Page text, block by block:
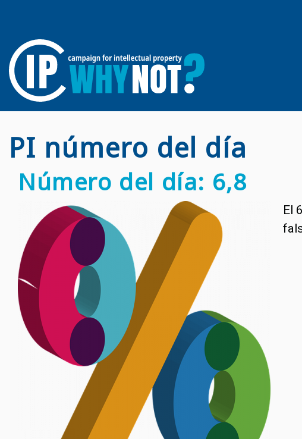
PI número del día
Número del día: 6,8
El